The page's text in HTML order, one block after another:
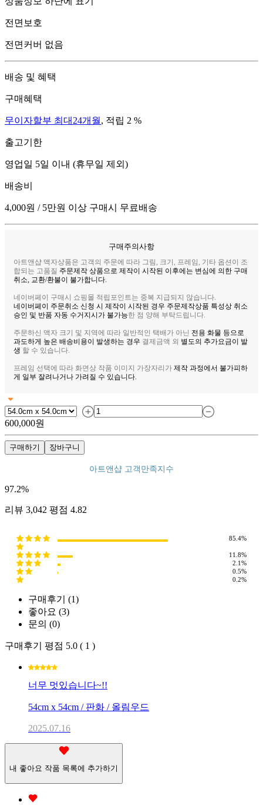
전면보호
전면커버 없음
배송 및 혜택
구매혜택
무이자할부 최대24개월, 적립 2 %
출고기한
영업일 5일 이내 (휴무일 제외)
배송비
4,000원 / 5만원 이상 구매시 무료배송
구매주의사항
아트앤샵 액자상품은 고객의 주문에 따라 그림, 크기, 프레임, 기타 옵션이 조
합되는 고품질 주문제작 상품으로 제작이 시작된 이후에는 변심에 의한 구매
취소, 교환/환불이 불가합니다.
네이버페이 구매시 쇼핑몰 적립포인트는 중복 지급되지 않습니다.
네이버페이 주문취소 신청 시 제작이 시작된 경우 주문제작상품 특성상 취소
승인 및 반품 자동 수거지시가 불가능한 점 양해 부탁드립니다.
주문하신 액자 크기 및 지역에 따라 일반적인 택배가 아닌 전용 화물 등으로
과도하게 높은 배송비용이 발생하는 경우 결제금액 외 별도의 추가요금이 발
생 할 수 있습니다.
프레임 선택에 따라 화면상 작품 이미지 가장자리가 제작 과정에서 불가피하
게 일부 잘려나거나 가려질 수 있습니다.
600,000원
구매하기 장바구니
아트앤샵 고객만족지수
97.2%
리뷰 3,042 평점 4.82
85.4%
11.8%
2.1%
0.5%
0.2%
구매후기 (1)
좋아요 (3)
문의 (0)
구매후기 평점 5.0 ( 1 )
너무 멋있습니다~!!
54cm x 54cm / 판화 / 올림우드
2025.07.16
내 좋아요 작품 목록에 추가하기